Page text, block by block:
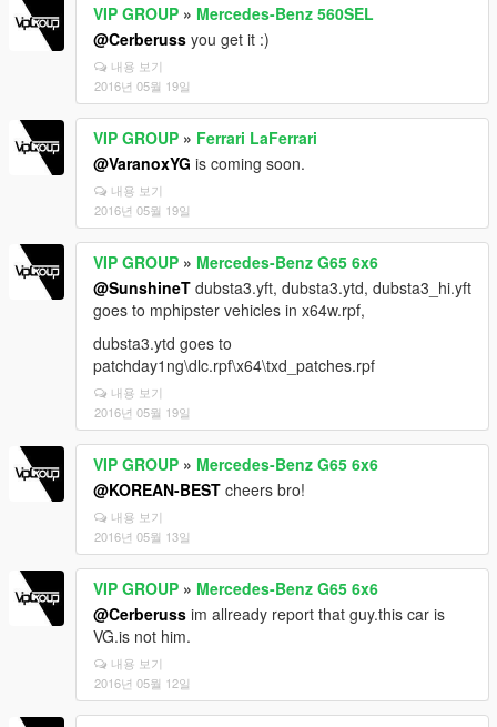
VIP GROUP » Mercedes-Benz 560SEL
@Cerberuss you get it :)
내용 보기
2016년 05월 19일
VIP GROUP » Ferrari LaFerrari
@VaranoxYG is coming soon.
내용 보기
2016년 05월 19일
VIP GROUP » Mercedes-Benz G65 6x6
@SunshineT dubsta3.yft, dubsta3.ytd, dubsta3_hi.yft
goes to mphipster vehicles in x64w.rpf,
dubsta3.ytd goes to
patchday1ng\dlc.rpf\x64\txd_patches.rpf
내용 보기
2016년 05월 19일
VIP GROUP » Mercedes-Benz G65 6x6
@KOREAN-BEST cheers bro!
내용 보기
2016년 05월 13일
VIP GROUP » Mercedes-Benz G65 6x6
@Cerberuss im allready report that guy.this car is
VG.is not him.
내용 보기
2016년 05월 12일